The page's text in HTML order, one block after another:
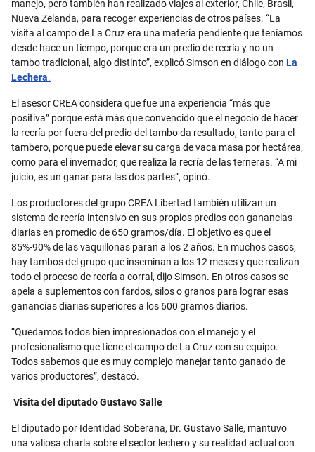
manejo, pero también han realizado viajes al exterior, Chile, Brasil,
Nueva Zelanda, para recoger experiencias de otros países. “La
visita al campo de La Cruz era una materia pendiente que teníamos
desde hace un tiempo, porque era un predio de recría y no un
tambo tradicional, algo distinto”, explicó Simson en diálogo con La
Lechera.
El asesor CREA considera que fue una experiencia “más que
positiva” porque está más que convencido que el negocio de hacer
la recría por fuera del predio del tambo da resultado, tanto para el
tambero, porque puede elevar su carga de vaca masa por hectárea,
como para el invernador, que realiza la recría de las terneras. “A mi
juicio, es un ganar para las dos partes”, opinó.
Los productores del grupo CREA Libertad también utilizan un
sistema de recría intensivo en sus propios predios con ganancias
diarias en promedio de 650 gramos/día. El objetivo es que el
85%-90% de las vaquillonas paran a los 2 años. En muchos casos,
hay tambos del grupo que inseminan a los 12 meses y que realizan
todo el proceso de recría a corral, dijo Simson. En otros casos se
apela a suplementos con fardos, silos o granos para lograr esas
ganancias diarias superiores a los 600 gramos diarios.
“Quedamos todos bien impresionados con el manejo y el
profesionalismo que tiene el campo de La Cruz con su equipo.
Todos sabemos que es muy complejo manejar tanto ganado de
varios productores”, destacó.
Visita del diputado Gustavo Salle
El diputado por Identidad Soberana, Dr. Gustavo Salle, mantuvo
una valiosa charla sobre el sector lechero y su realidad actual con